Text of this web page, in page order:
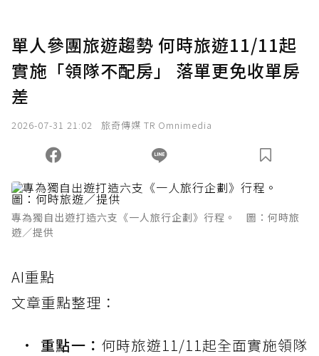
單人參團旅遊趨勢 何時旅遊11/11起
實施「領隊不配房」 落單更免收單房
差
2026-07-31 21:02 旅奇傳媒 TR Omnimedia
專為獨自出遊打造六支《一人旅行企劃》行程。 圖：何時旅
遊／提供
AI重點
文章重點整理：
重點一： 何時旅遊11/11起全面實施領隊